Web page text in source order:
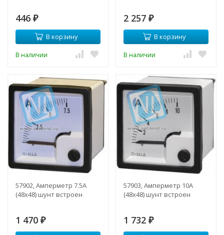
446 ₽
В корзину
В наличии
2 257 ₽
В корзину
В наличии
57902, Амперметр 7.5А
(48х48) шунт встроен
1 470 ₽
57903, Амперметр 10А
(48х48) шунт встроен
1 732 ₽